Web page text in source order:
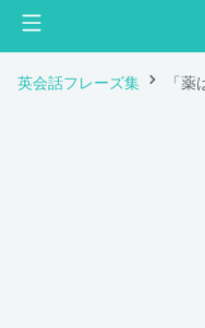
英会話フレーズ集